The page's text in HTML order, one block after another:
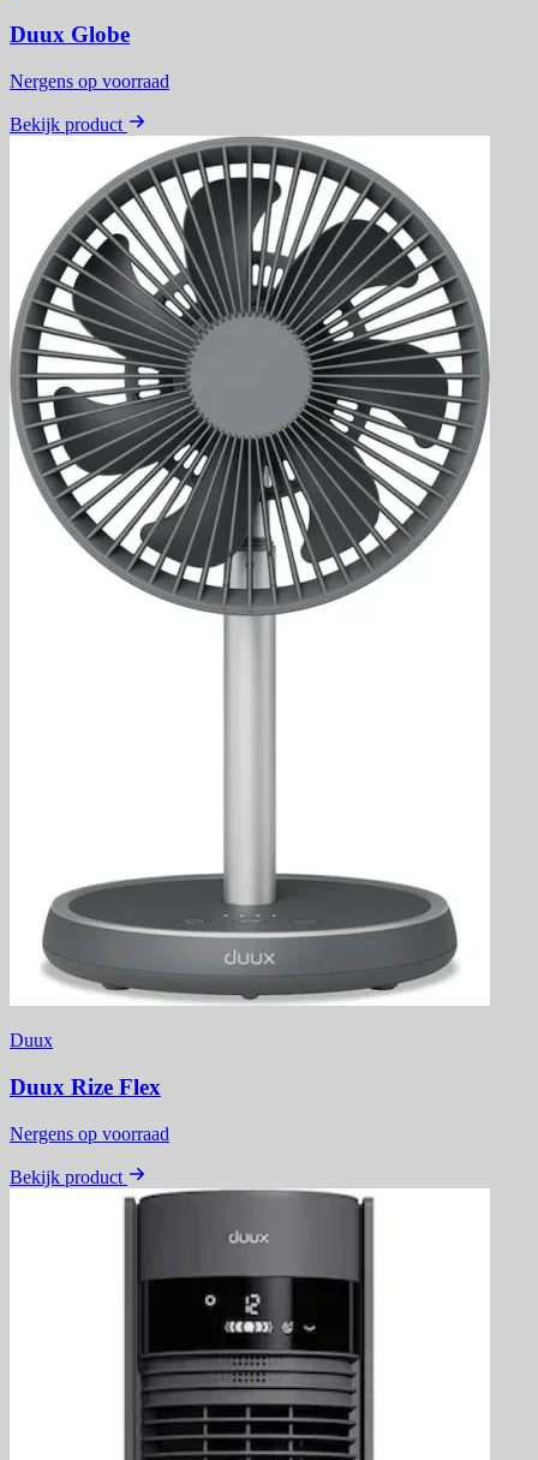
Duux Globe
Nergens op voorraad
Bekijk product
Duux
Duux Rize Flex
Nergens op voorraad
Bekijk product